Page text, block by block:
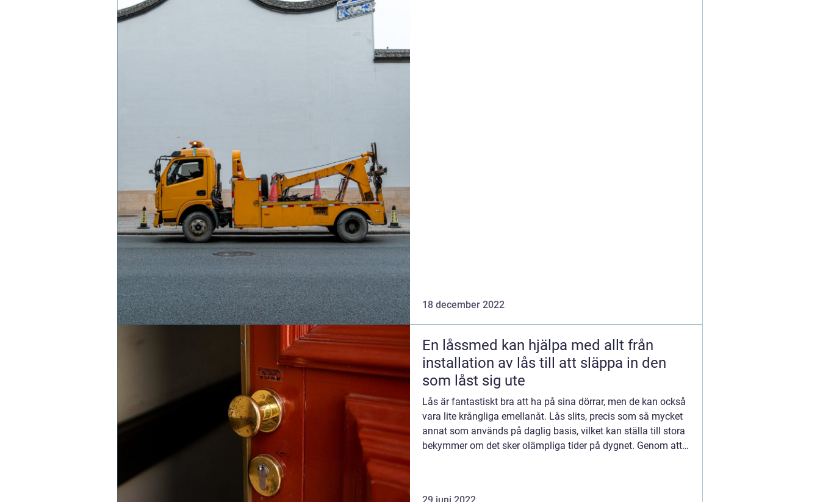
18 december 2022
En låssmed kan hjälpa med allt från
installation av lås till att släppa in den
som låst sig ute
Lås är fantastiskt bra att ha på sina dörrar, men de kan också
vara lite krångliga emellanåt. Lås slits, precis som så mycket
annat som används på daglig basis, vilket kan ställa till stora
bekymmer om det sker olämpliga tider på dygnet. Genom att
29 juni 2022